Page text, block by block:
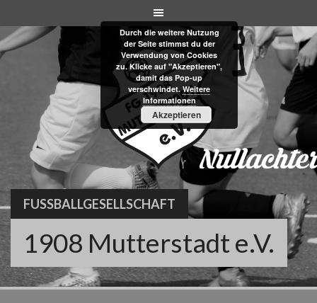
to
content
FUSSBALLGESELLSCHAFT
1908 Mutterstadt e.V.
Durch die weitere Nutzung
der Seite stimmst du der
Verwendung von Cookies
zu. Klicke auf "Akzeptieren",
damit das Pop-up
verschwindet.Weitere
Informationen
Akzeptieren